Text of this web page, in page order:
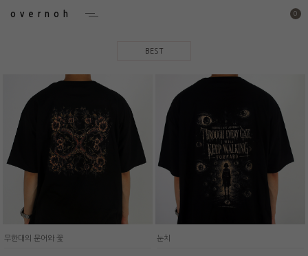
overnoh 0
BEST
무한대의 문어와 꽃 눈치